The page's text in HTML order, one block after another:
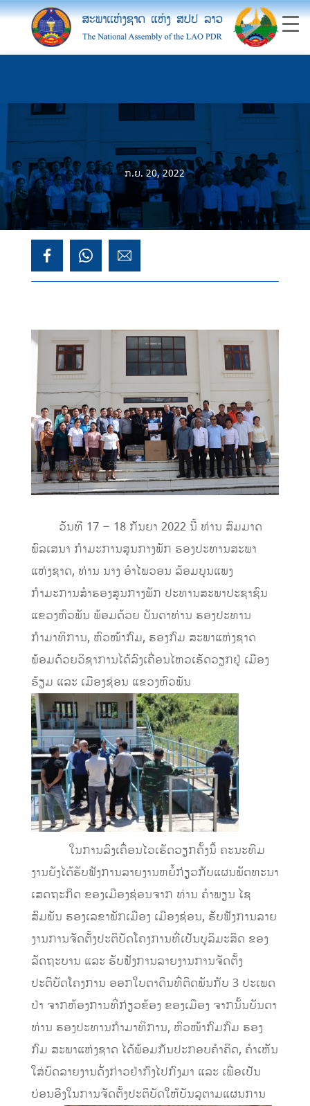
ກ.ຍ. 20, 2022
ວັນທີ 17 – 18 ກັນຍາ 2022 ນີ້ ທ່ານ ສົມມາດ
ພົລເສນາ ກໍາມະການສູນກາງພັກ ຮອງປະທານສະພາ
ແຫ່ງຊາດ, ທ່ານ ນາງ ອຳໄພວອນ ລ້ອມບຸນແພງ
ກຳມະການສຳຮອງສູນກາງພັກ ປະທານສະພາປະຊາຊົນ
ແຂວງຫົວພັນ ພ້ອມດ້ວຍ ບັນດາທ່ານ ຮອງປະທານ
ກຳມາທິການ, ຫົວໜ້າກົມ, ຮອງກົມ ສະພາແຫ່ງຊາດ
ພ້ອມດ້ວຍວິຊາການໄດ້ລົງເຄື່ອນໄຫວເຮັດວຽກຢູ່ ເມືອງ
ຮ້ຽມ ແລະ ເມືອງຊ່ອນ ແຂວງຫົວພັນ
ໃນການລົງເຄື່ອນໄວເຮັດວຽກຄັ້ງນີ້ ຄະນະທີມ
ງານຍັງໄດ້ຮັບຟັງການລາຍງານຫຍໍ້ກ່ຽວກັບແຜນພັດທະນາ
ເສດຖະກິດ ຂອງເມືອງຊ່ອນຈາກ ທ່ານ ຄຳພຽນ ໄຊ
ສົມພັນ ຮອງເລຂາພັກເມືອງ ເມືອງຊ່ອນ, ຮັບຟັງການລາຍ
ງານການຈັດຕັ້ງປະຕິບັດໂຄງການທີ່ເປັນບູລິມະສິດ ຂອງ
ລັດຖະບານ ແລະ ຮັບຟັງການລາຍງານການຈັດຕັ້ງ
ປະຕິບັດໂຄງການ ອອກໃບຕາດິນທີ່ຕິດພັນກັບ 3 ປະເພດ
ປ່າ ຈາກຫ້ອງການທີ່ກ່ຽວຂ້ອງ ຂອງເມືອງ ຈາກນັ້ນບັນດາ
ທ່ານ ຮອງປະທານກຳມາທິການ, ຫົວໜ້າກົມກົມ ຮອງ
ກົມ ສະພາແຫ່ງຊາດ ໄດ້ພ້ອມກັນປະກອບຄຳຄິດ, ຄຳເຫັນ
ໃສ່ບົດລາຍງານດັ່ງກ່າວຢ່າກົງໄປກົງມາ ແລະ ເພື່ອເປັນ
ບ່ອນອີງໃນການຈັດຕັ້ງປະຕິບັດໃຫ້ບັນລຸຕາມແຜນການ